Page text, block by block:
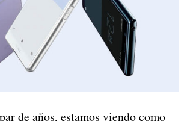
de años, estamos viendo como